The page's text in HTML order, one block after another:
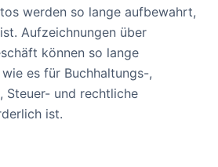
werden so lange aufbewahrt,
Aufzeichnungen über
können so lange
es für Buchhaltungs-,
Steuer- und rechtliche
ist.